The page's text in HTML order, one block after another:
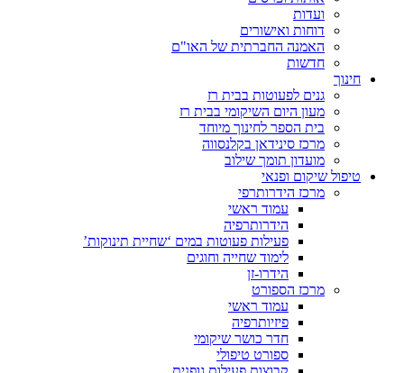
ועדות
דוחות ואישורים
האמנה החברתית של האו"ם
חדשות
חינוך
גנים לפעוטות בבית רז
מעון היום השיקומי בבית רז
בית הספר לחינוך מיוחד
מרכז סינידאן בקלנסווה
מועדון תומך שילוב
טיפול שיקום ופנאי
מרכז הידרותרפי
עמוד ראשי
הידרותרפיה
פעילות פעוטות במים ‘שחיית תינוקות’
לימוד שחייה וחוגים
הידרו-זן
מרכז הספורט
עמוד ראשי
פיזיותרפיה
חדר כושר שיקומי
ספורט טיפולי